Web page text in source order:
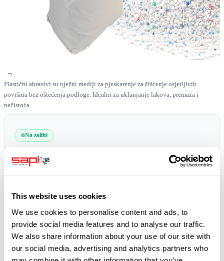
This website uses cookies
We use cookies to personalise content and ads, to
provide social media features and to analyse our traffic.
We also share information about your use of our site with
our social media, advertising and analytics partners who
Plastični abrazivi su nježni mediji za pjeskarenje za čišćenje osjetljivih
površina bez oštećenja podloge. Idealni za uklanjanje lakova, premaza i
nečistoća.
Na zalihi
SKU 0519-PLAST-A-02-06-1000